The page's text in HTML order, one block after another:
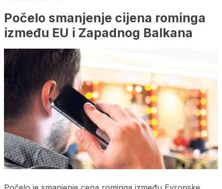
Počelo smanjenje cijena rominga
između EU i Zapadnog Balkana